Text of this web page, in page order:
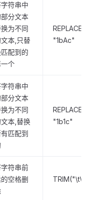
符串中
部分文本
为不同
文本,只替
配到的
个
"1bAc"
符串中
部分文本
为不同
文本,替换
匹配到
"1b1c"
符串前
空格删
TRIM("\t\n